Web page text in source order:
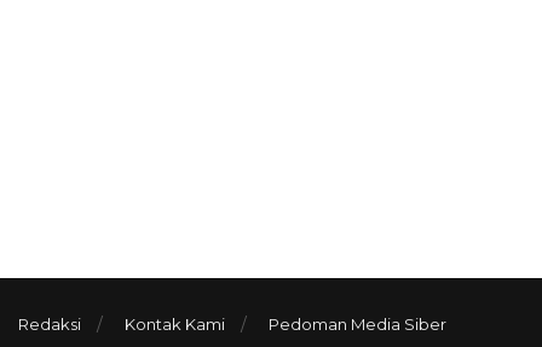
Redaksi Kontak Kami Pedoman Media Siber